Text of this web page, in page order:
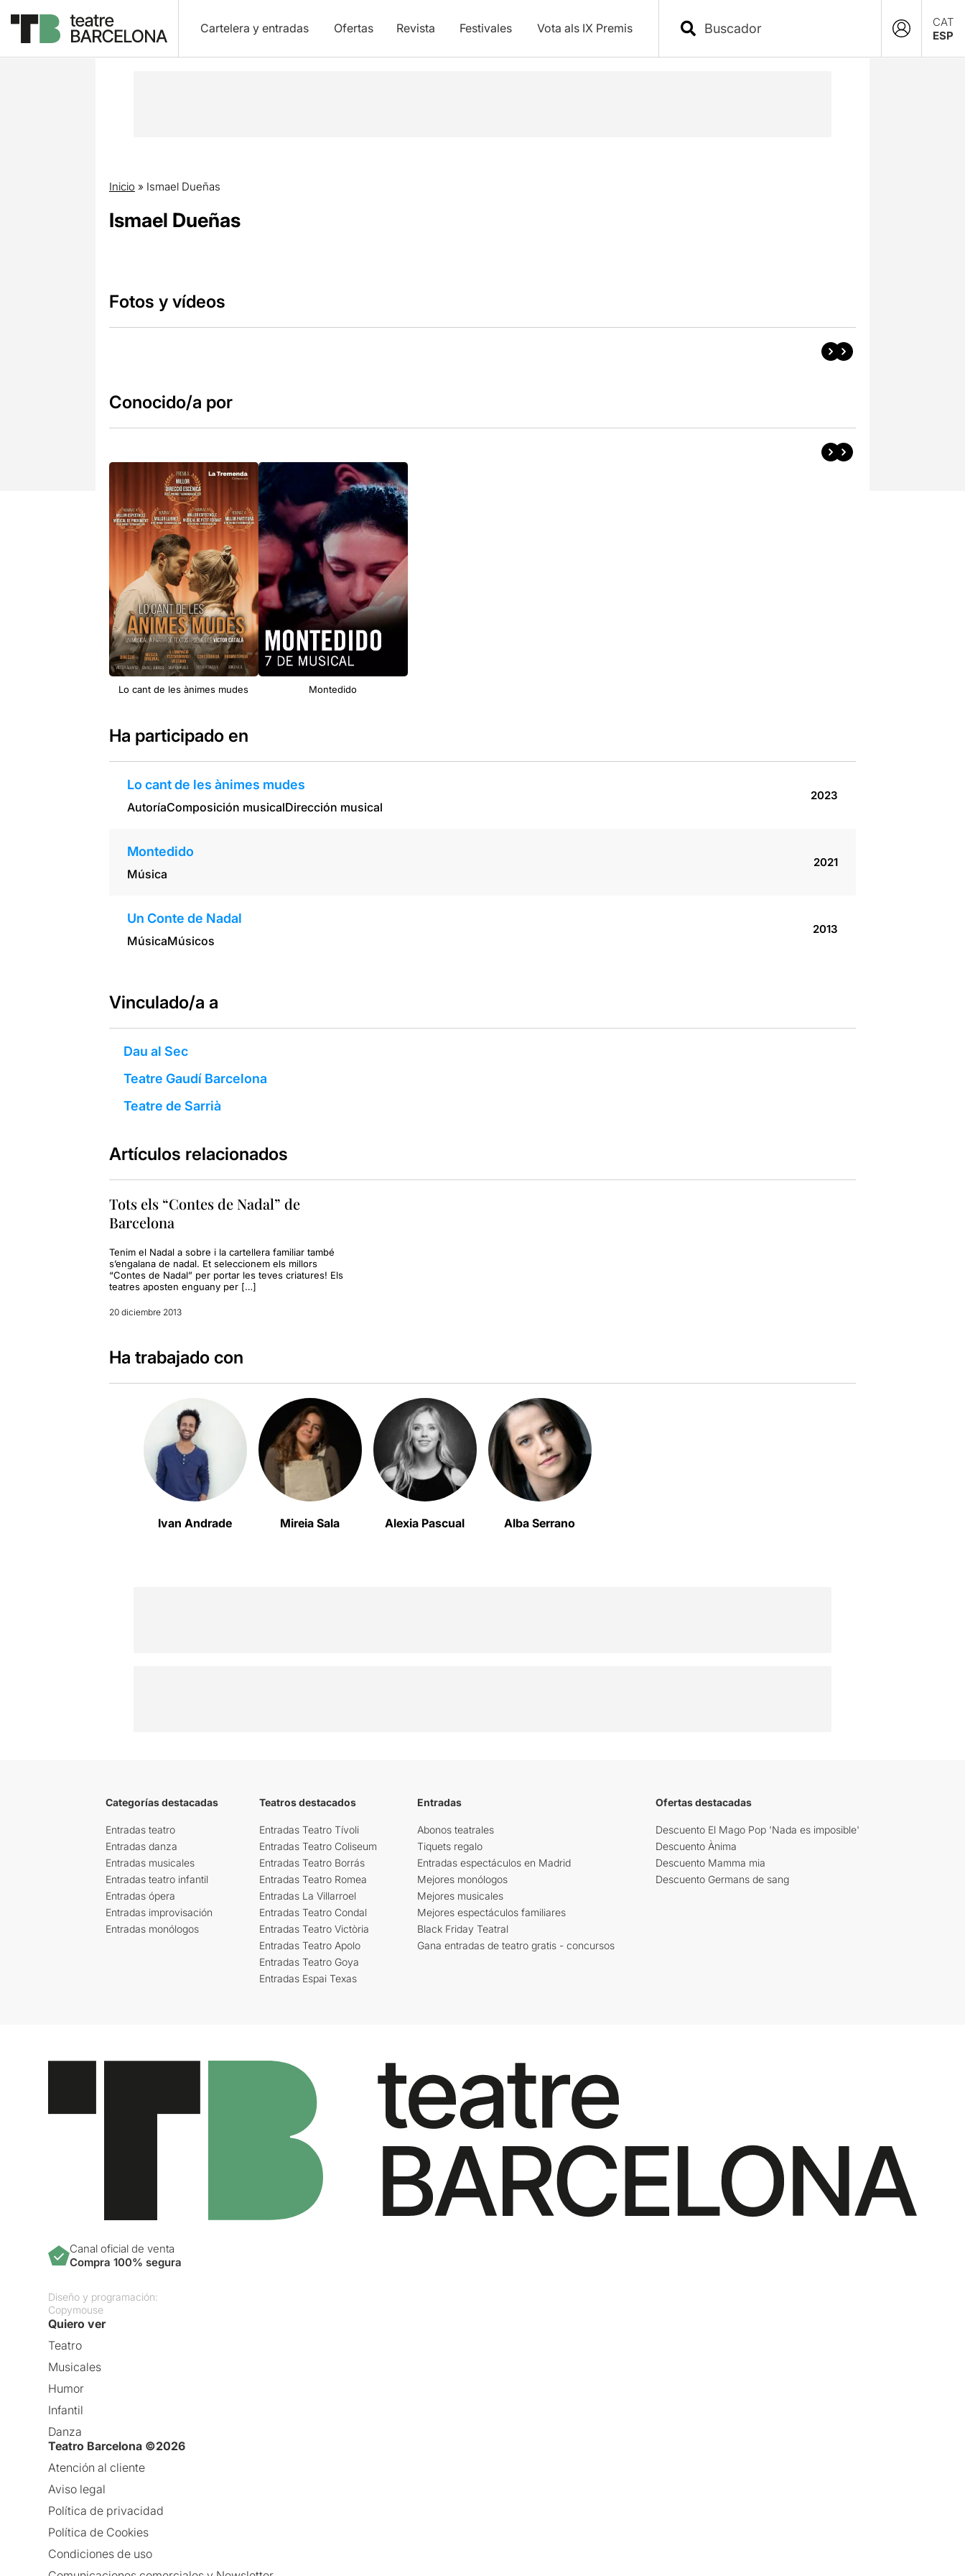
Cartelera y entradas Ofertas Revista Festivales Vota als IX Premis
CAT
ESP
Inicio » Ismael Dueñas
Ismael Dueñas
Fotos y vídeos
Conocido/a por
Lo cant de les ànimes mudes Montedido
Ha participado en
Lo cant de les ànimes mudes
AutoríaComposición musicalDirección musical
2023
Montedido
Música
2021
Un Conte de Nadal
MúsicaMúsicos
2013
Vinculado/a a
Dau al Sec
Teatre Gaudí Barcelona
Teatre de Sarrià
Artículos relacionados
Tots els “Contes de Nadal” de
Barcelona
Tenim el Nadal a sobre i la cartellera familiar també
s’engalana de nadal. Et seleccionem els millors
“Contes de Nadal” per portar les teves criatures! Els
teatres aposten enguany per […]
20 diciembre 2013
Ha trabajado con
Ivan Andrade Mireia Sala Alexia Pascual Alba Serrano
Categorías destacadas
Entradas teatro
Entradas danza
Entradas musicales
Entradas teatro infantil
Entradas ópera
Entradas improvisación
Entradas monólogos
Teatros destacados
Entradas Teatro Tívoli
Entradas Teatro Coliseum
Entradas Teatro Borrás
Entradas Teatro Romea
Entradas La Villarroel
Entradas Teatro Condal
Entradas Teatro Victòria
Entradas Teatro Apolo
Entradas Teatro Goya
Entradas Espai Texas
Entradas
Abonos teatrales
Tiquets regalo
Entradas espectáculos en Madrid
Mejores monólogos
Mejores musicales
Mejores espectáculos familiares
Black Friday Teatral
Gana entradas de teatro gratis - concursos
Ofertas destacadas
Descuento El Mago Pop 'Nada es imposible'
Descuento Ànima
Descuento Mamma mia
Descuento Germans de sang
Canal oficial de venta
Compra 100% segura
Diseño y programación:
Copymouse
Quiero ver
Teatro
Musicales
Humor
Infantil
Danza
Teatro Barcelona ©2026
Atención al cliente
Aviso legal
Política de privacidad
Política de Cookies
Condiciones de uso